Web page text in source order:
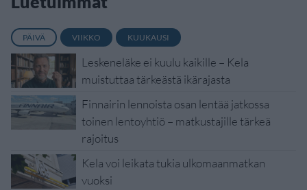
PÄIVÄ VIIKKO KUUKAUSI
Leskeneläke ei kuulu kaikille – Kela
muistuttaa tärkeästä ikärajasta
Finnairin lennoista osan lentää jatkossa
toinen lentoyhtiö – matkustajille tärkeä
rajoitus
Kela voi leikata tukia ulkomaanmatkan
vuoksi